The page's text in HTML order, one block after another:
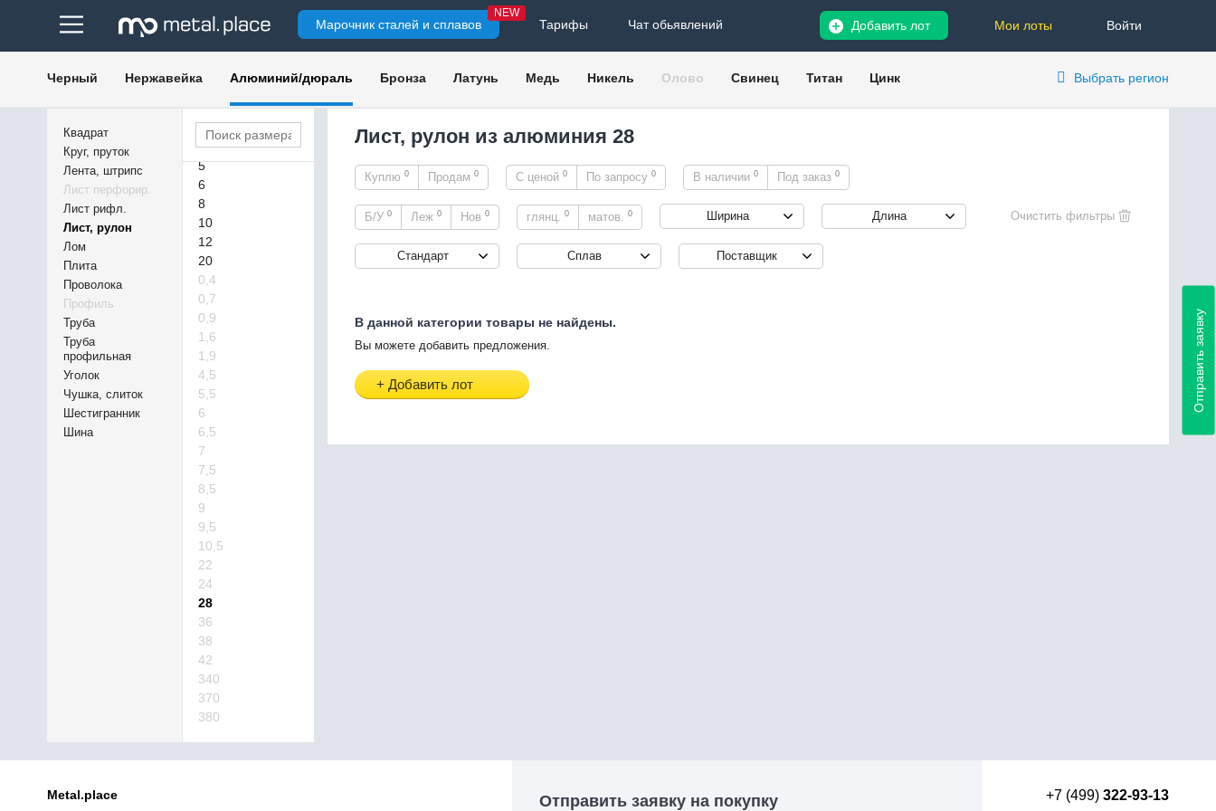
Марочник сталей и сплавов
NEW
Тарифы Чат обьявлений Войти
Мои лоты
Добавить лот
Черный Нержавейка Алюминий/дюраль Бронза Латунь Медь Никель Олово Свинец Титан Цинк Выбрать регион
Квадрат
Круг, пруток
Лента, штрипс
Лист перфорир.
Лист рифл.
Лист, рулон
Лом
Плита
Проволока
Профиль
Труба
Труба
профильная
Уголок
Чушка, слиток
Шестигранник
Шина
1,2
1,5
1,8
3
3,5
4
5
6
8
10
12
20
0,4
0,7
0,9
1,6
1,9
4,5
5,5
6
6,5
7
7,5
8,5
9
9,5
10,5
22
24
28
36
38
42
340
370
380
Лист, рулон из алюминия 28
Куплю 0 Продам 0 С ценой 0 По запросу 0 В наличии 0 Под заказ 0
Б/У 0 Леж 0 Нов 0 глянц. 0 матов. 0 Ширина Длина
Стандарт Сплав Поставщик
В данной категории товары не найдены.
Вы можете добавить предложения.
+ Добавить лот
Metal.place Отправить заявку на покупку
Отправить заявку
+7 (499) 322-93-13